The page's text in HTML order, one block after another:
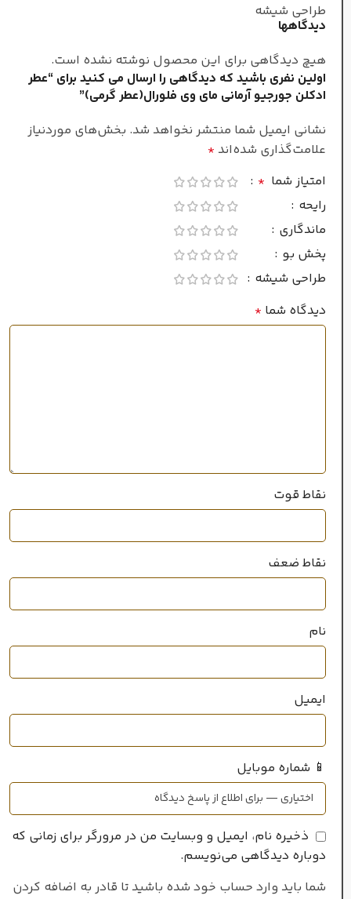
غلظت
ماندگاری
بسیار طولانی
خانواده رایحه
طراحی شیشه
دیدگاهها
هیچ دیدگاهی برای این محصول نوشته نشده است.
اولین نفری باشید که دیدگاهی را ارسال می کنید برای “عطر
ادکلن جورجیو آرمانی مای وی فلورال(عطر گرمی)”
نشانی ایمیل شما منتشر نخواهد شد. بخش‌های موردنیاز
علامت‌گذاری شده‌اند *
امتیاز شما *
رایحه
ماندگاری
پخش بو
طراحی شیشه
دیدگاه شما *
نقاط قوت
نقاط ضعف
نام
ایمیل
📱 شماره موبایل
ذخیره نام، ایمیل و وبسایت من در مرورگر برای زمانی که
دوباره دیدگاهی می‌نویسم.
شما باید وارد حساب خود شده باشید تا قادر به اضافه کردن